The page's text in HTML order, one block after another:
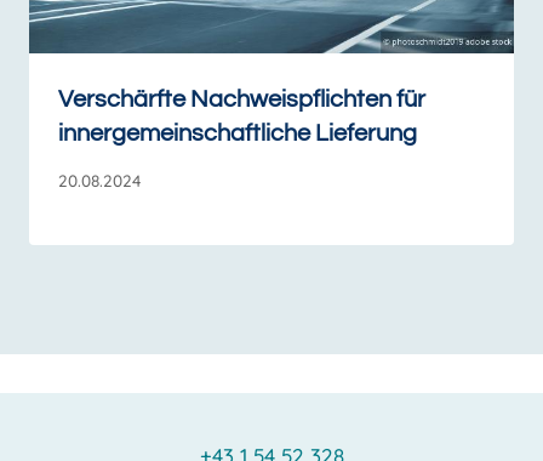
Verschärfte Nachweispflichten für
innergemeinschaftliche Lieferung
20.08.2024
+43 1 54 52 328